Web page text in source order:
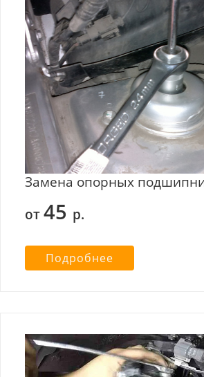
Замена опорных
от45 р.
Подробнее